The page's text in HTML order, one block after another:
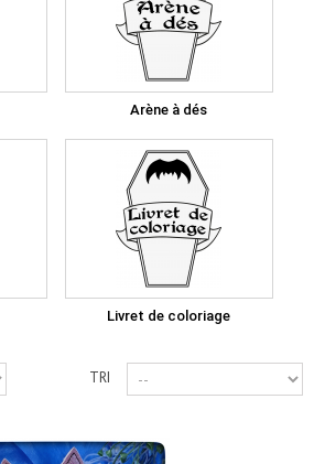
Arène à dés
Livret de coloriage
TRI